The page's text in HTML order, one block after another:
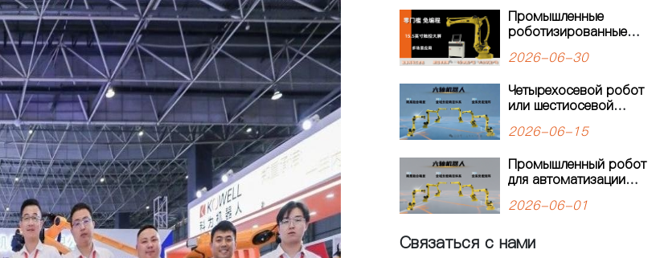
четырехосевой робот-
паллетайзер
KW1120M-2400
открывает новую
главу в автоматизации
паллетизации
Промышленные
роботизированные
2026-06-30
Четырехосевой робот
или шестиосевой
оптимальное решение
производства?
2026-06-15
Промышленный робот
для автоматизации
решения для
предприятий
2026-06-01
Связаться с нами